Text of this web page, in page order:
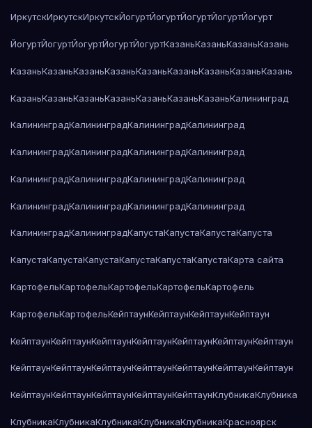
ИркутскИркутскИркутскЙогуртЙогуртЙогуртЙогуртЙогурт
ЙогуртЙогуртЙогуртЙогуртЙогуртКазаньКазаньКазаньКазань
КазаньКазаньКазаньКазаньКазаньКазаньКазаньКазаньКазань
КазаньКазаньКазаньКазаньКазаньКазаньКазаньКалининград
КалининградКалининградКалининградКалининград
КалининградКалининградКалининградКалининград
КалининградКалининградКалининградКалининград
КалининградКалининградКалининградКалининград
КалининградКалининградКапустаКапустаКапустаКапуста
КапустаКапустаКапустаКапустаКапустаКапустаКарта сайта
КартофельКартофельКартофельКартофельКартофель
КартофельКартофельКейптаунКейптаунКейптаунКейптаун
КейптаунКейптаунКейптаунКейптаунКейптаунКейптаунКейптаун
КейптаунКейптаунКейптаунКейптаунКейптаунКейптаунКейптаун
КейптаунКейптаунКейптаунКейптаунКейптаунКлубникаКлубника
КлубникаКлубникаКлубникаКлубникаКлубникаКрасноярск